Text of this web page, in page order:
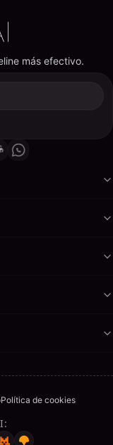
más efectivo.
Política de cookies
: